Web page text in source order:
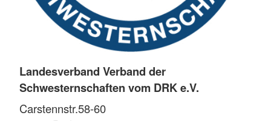
Landesverband Verband der
Schwesternschaften vom DRK e.V.
Carstennstr.58-60